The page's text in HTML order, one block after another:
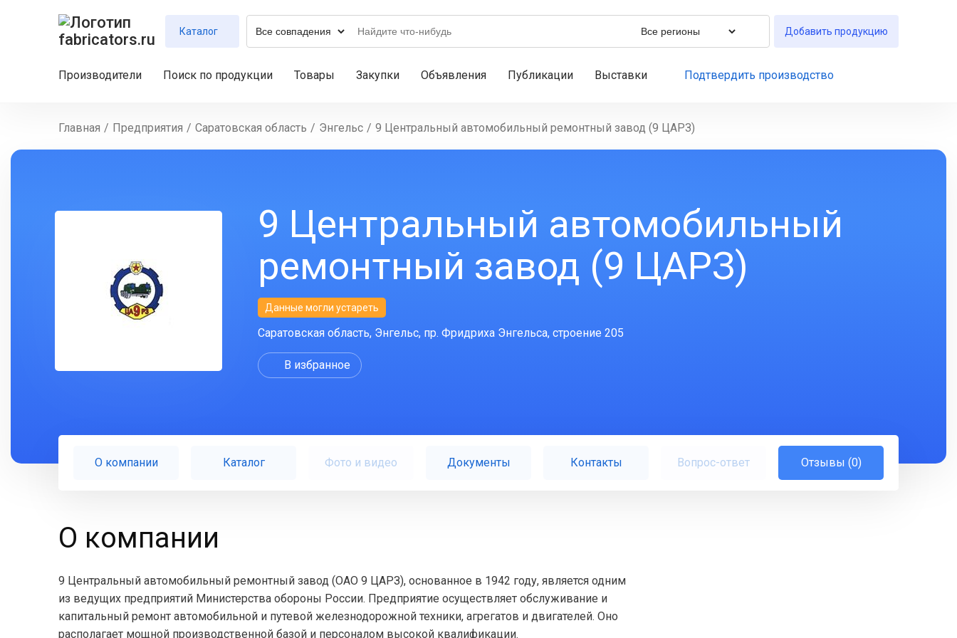
Каталог Добавить продукцию
Производители Поиск по продукции Товары Закупки Объявления Публикации Выставки Подтвердить производство
Главная / Предприятия / Саратовская область / Энгельс / 9 Центральный автомобильный ремонтный завод (9 ЦАРЗ)
9 Центральный автомобильный
ремонтный завод (9 ЦАРЗ)
Данные могли устареть
Саратовская область, Энгельс, пр. Фридриха Энгельса, строение 205
В избранное
О компании Каталог Фото и видео Документы Контакты Вопрос-ответ Отзывы (0)
О компании
9 Центральный автомобильный ремонтный завод (ОАО 9 ЦАРЗ), основанное в 1942 году, является одним
из ведущих предприятий Министерства обороны России. Предприятие осуществляет обслуживание и
капитальный ремонт автомобильной и путевой железнодорожной техники, агрегатов и двигателей. Оно
располагает мощной производственной базой и персоналом высокой квалификации.